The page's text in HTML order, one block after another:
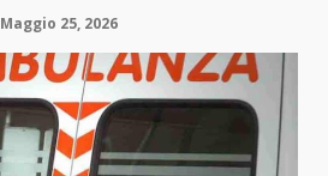
Maggio 25, 2026